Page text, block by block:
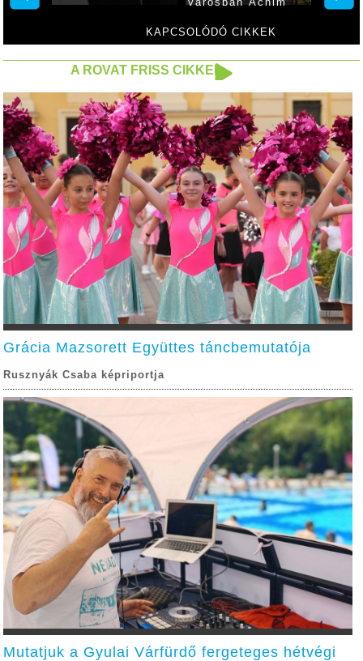
KAPCSOLÓDÓ CIKKEK
városban Áchim
A ROVAT FRISS CIKKEI
Grácia Mazsorett Együttes táncbemutatója
Rusznyák Csaba képriportja
Mutatjuk a Gyulai Várfürdő fergeteges hétvégi